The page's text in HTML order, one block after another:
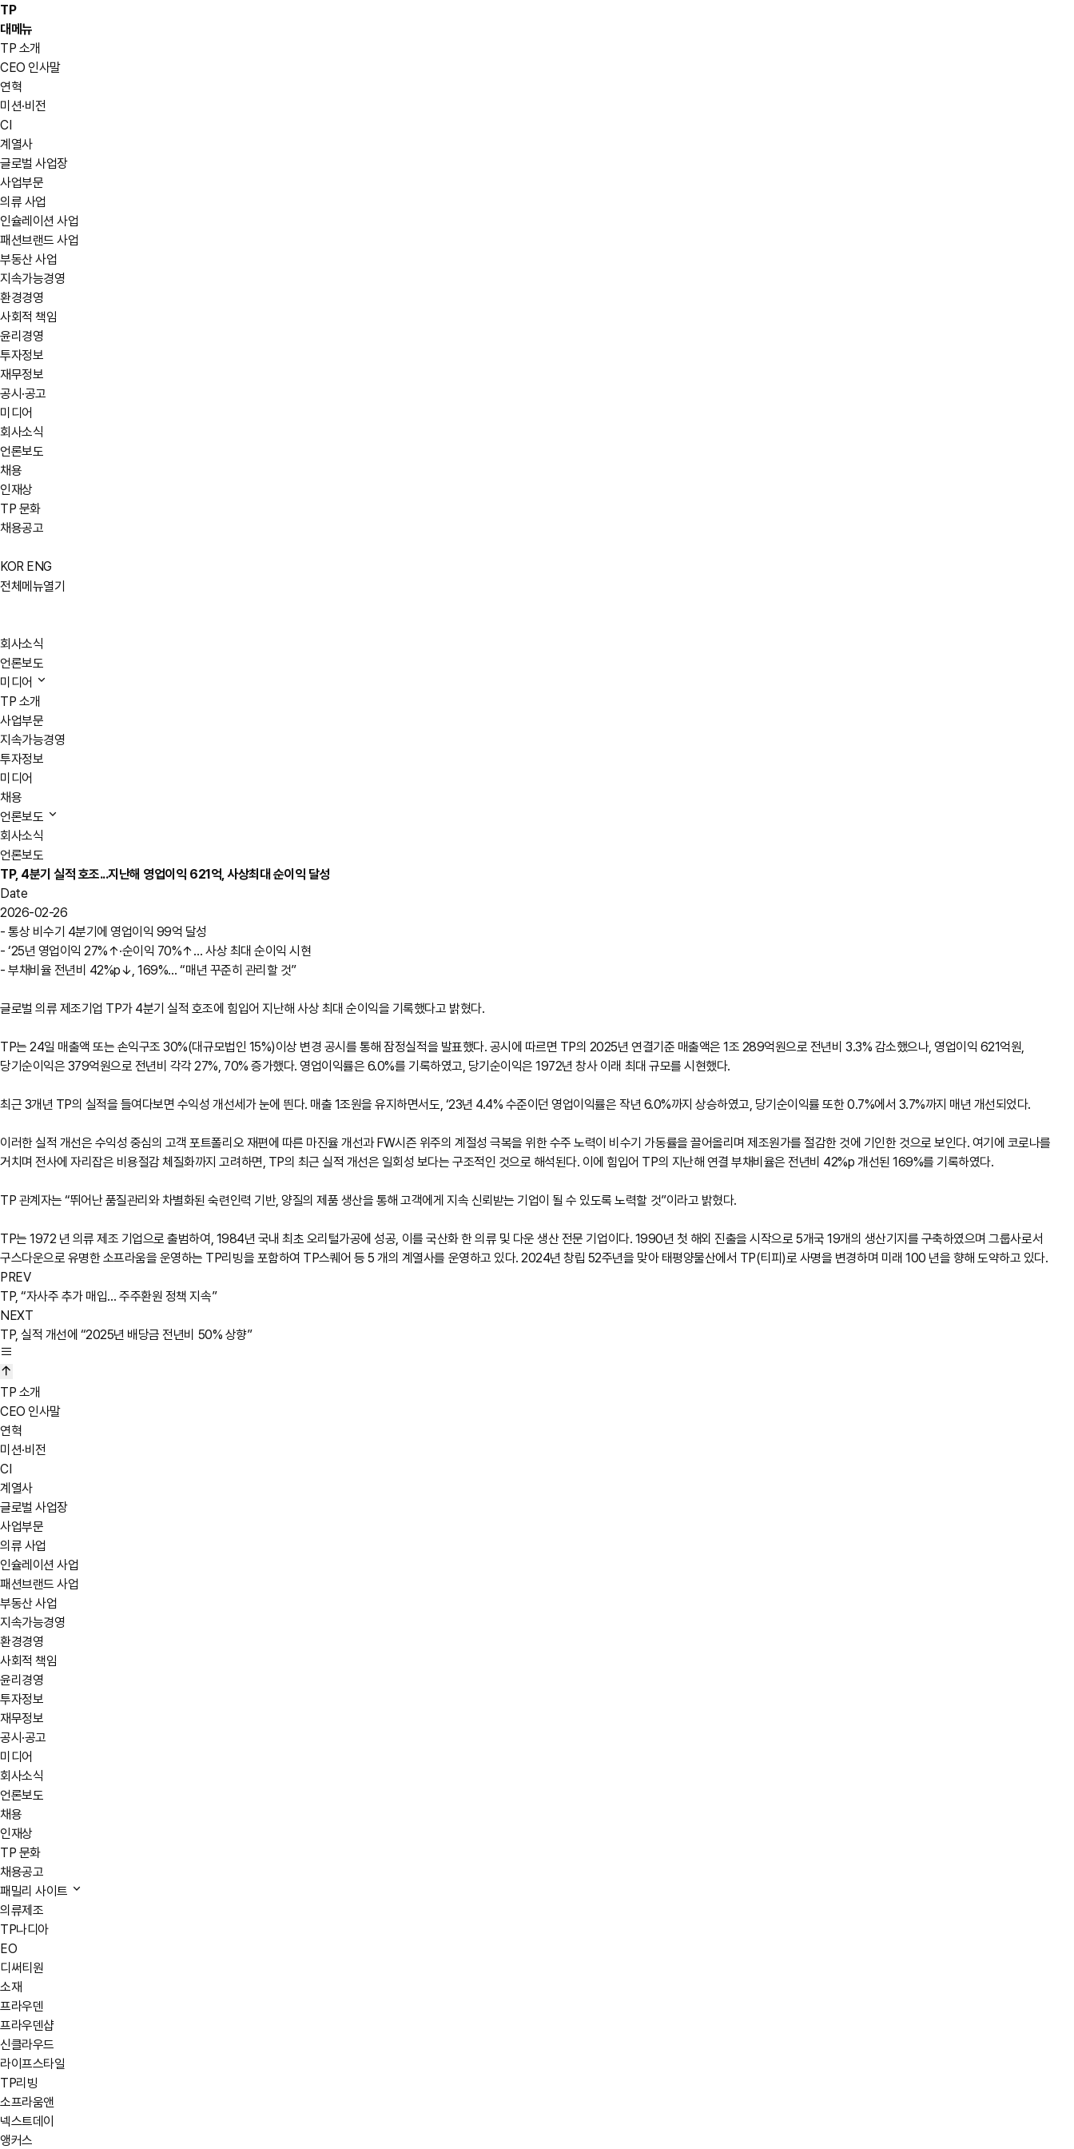
TP
대메뉴
TP 소개
CEO 인사말
연혁
미션·비전
CI
계열사
글로벌 사업장
사업부문
의류 사업
인슐레이션 사업
패션브랜드 사업
부동산 사업
지속가능경영
환경경영
사회적 책임
윤리경영
투자정보
재무정보
공시·공고
미디어
회사소식
언론보도
채용
인재상
TP 문화
채용공고
KOR ENG
전체메뉴열기
회사소식
언론보도
미디어
TP 소개
사업부문
지속가능경영
투자정보
미디어
채용
언론보도
회사소식
언론보도
TP, 4분기 실적 호조...지난해 영업이익 621억, 사상최대 순이익 달성
Date
2026-02-26
- 통상 비수기 4분기에 영업이익 99억 달성
- ‘25년 영업이익 27%↑·순이익 70%↑… 사상 최대 순이익 시현
- 부채비율 전년비 42%p↓, 169%… “매년 꾸준히 관리할 것”
글로벌 의류 제조기업 TP가 4분기 실적 호조에 힘입어 지난해 사상 최대 순이익을 기록했다고 밝혔다.
TP는 24일 매출액 또는 손익구조 30%(대규모법인 15%)이상 변경 공시를 통해 잠정실적을 발표했다. 공시에 따르면 TP의 2025년 연결기준 매출액은 1조 289억원으로 전년비 3.3% 감소했으나, 영업이익 621억원,
당기순이익은 379억원으로 전년비 각각 27%, 70% 증가했다. 영업이익률은 6.0%를 기록하였고, 당기순이익은 1972년 창사 이래 최대 규모를 시현했다.
최근 3개년 TP의 실적을 들여다보면 수익성 개선세가 눈에 띈다. 매출 1조원을 유지하면서도, ‘23년 4.4% 수준이던 영업이익률은 작년 6.0%까지 상승하였고, 당기순이익률 또한 0.7%에서 3.7%까지 매년 개선되었다.
이러한 실적 개선은 수익성 중심의 고객 포트폴리오 재편에 따른 마진율 개선과 FW시즌 위주의 계절성 극복을 위한 수주 노력이 비수기 가동률을 끌어올리며 제조원가를 절감한 것에 기인한 것으로 보인다. 여기에 코로나를
거치며 전사에 자리잡은 비용절감 체질화까지 고려하면, TP의 최근 실적 개선은 일회성 보다는 구조적인 것으로 해석된다. 이에 힘입어 TP의 지난해 연결 부채비율은 전년비 42%p 개선된 169%를 기록하였다.
TP 관계자는 “뛰어난 품질관리와 차별화된 숙련인력 기반, 양질의 제품 생산을 통해 고객에게 지속 신뢰받는 기업이 될 수 있도록 노력할 것”이라고 밝혔다.
TP는 1972 년 의류 제조 기업으로 출범하여, 1984년 국내 최초 오리털가공에 성공, 이를 국산화 한 의류 및 다운 생산 전문 기업이다. 1990년 첫 해외 진출을 시작으로 5개국 19개의 생산기지를 구축하였으며 그룹사로서
구스다운으로 유명한 소프라움을 운영하는 TP리빙을 포함하여 TP스퀘어 등 5 개의 계열사를 운영하고 있다. 2024년 창립 52주년을 맞아 태평양물산에서 TP(티피)로 사명을 변경하며 미래 100 년을 향해 도약하고 있다.
PREV
TP, “자사주 추가 매입… 주주환원 정책 지속”
NEXT
TP, 실적 개선에 “2025년 배당금 전년비 50% 상향”
TP 소개
CEO 인사말
연혁
미션·비전
CI
계열사
글로벌 사업장
사업부문
의류 사업
인슐레이션 사업
패션브랜드 사업
부동산 사업
지속가능경영
환경경영
사회적 책임
윤리경영
투자정보
재무정보
공시·공고
미디어
회사소식
언론보도
채용
인재상
TP 문화
채용공고
패밀리 사이트
의류제조
TP나디아
EO
디써티원
소재
프라우덴
프라우덴샵
신클라우드
라이프스타일
TP리빙
소프라움앤
넥스트데이
앵커스